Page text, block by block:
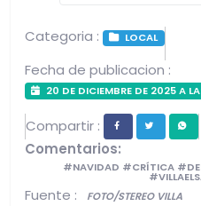
Categoria : LOCAL
Fecha de publicacion :
20 DE DICIEMBRE DE 2025 A
Compartir :
Comentarios:
#NAVIDAD #CRÍTICA
Fuente : FOTO/STEREO VILLA